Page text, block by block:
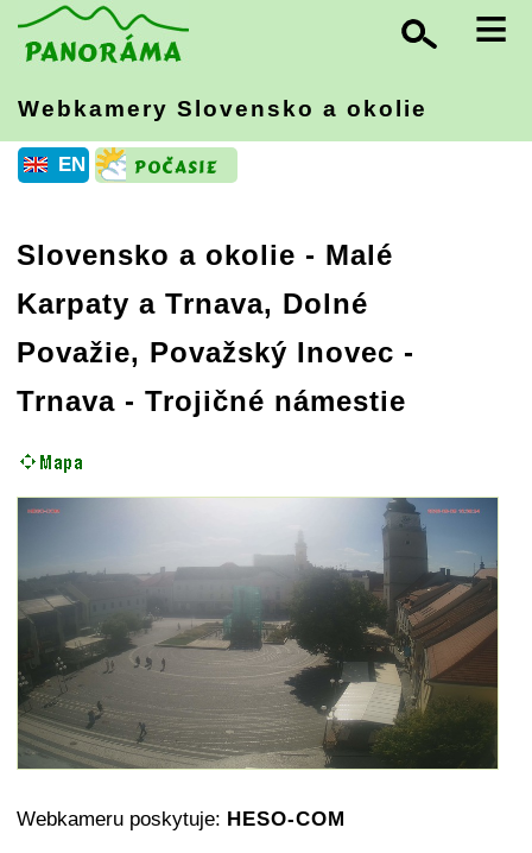
≡
Webkamery Slovensko a okolie
EN
Slovensko a okolie - Malé
Karpaty a Trnava, Dolné
Považie, Považský Inovec -
Trnava - Trojičné námestie
Webkameru poskytuje: HESO-COM